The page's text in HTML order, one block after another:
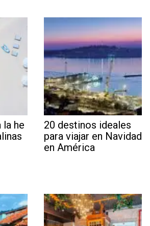
la he
20 destinos ideales
para viajar en Navidad
en América